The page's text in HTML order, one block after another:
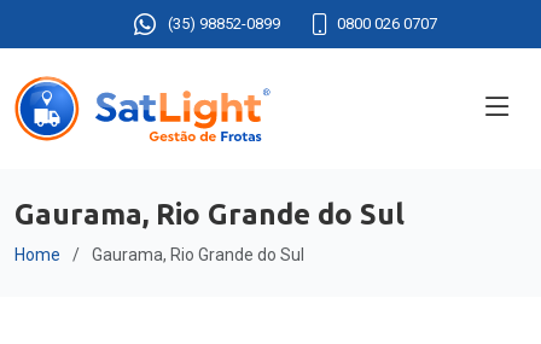
(35) 98852-0899 0800 026 0707
Gaurama, Rio Grande do Sul
Home Gaurama, Rio Grande do Sul